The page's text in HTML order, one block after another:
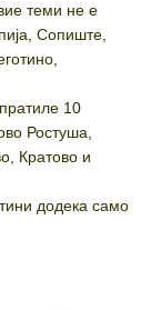
теми не е
Сопиште,
10
Ростуша,
Кратово и
додека само